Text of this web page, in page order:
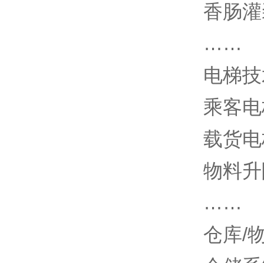
香肠
……
电梯
乘客
载货
物料
……
仓库/